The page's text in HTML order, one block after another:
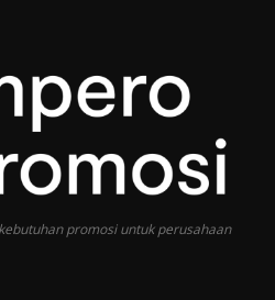
promosi untuk perusahaan